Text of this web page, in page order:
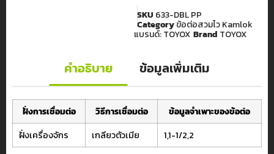
SKU 633-DBL PP
Categoryข้อต่อสวมไว Kamlok
แบรนด์:TOYOX Brand TOYOX
คำอธิบาย ข้อมูลเพิ่มเติม
ฝั่งการเชื่อมต่อ วิธีการเชื่อมต่อ
ข้อมูลจำเพาะของข้อต่อ
ฝั่งเครื่องจักร
เกลียวตัวเมีย 1,1-1/2,2